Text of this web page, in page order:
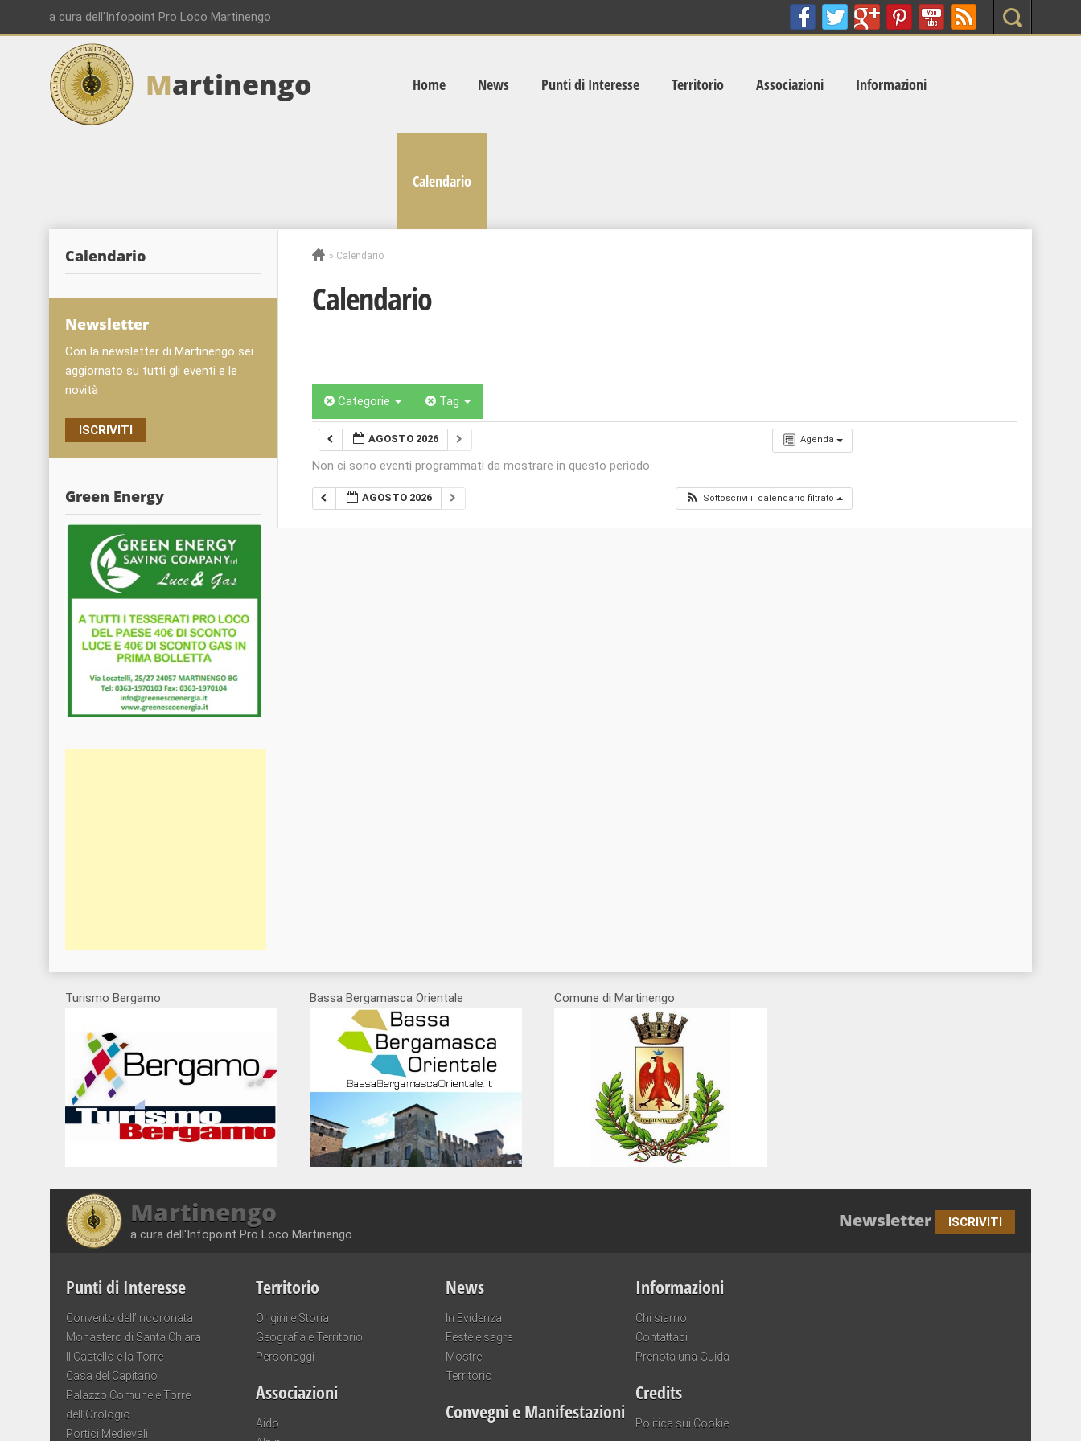
a cura dell'Infopoint Pro Loco Martinengo Search
Martinengo Home News Punti di Interesse Territorio Associazioni Informazioni
Calendario
» Calendario
Calendario
Categorie Tag
Agenda
AGOSTO 2026
Non ci sono eventi programmati da mostrare in questo periodo
AGOSTO 2026 Sottoscrivi il calendario filtrato
Calendario
Newsletter
Con la newsletter di Martinengo sei
aggiornato su tutti gli eventi e le
novità
ISCRIVITI
Green Energy
Turismo Bergamo Bassa Bergamasca Orientale Comune di Martinengo
Martinengo
a cura dell'Infopoint Pro Loco Martinengo
Newsletter ISCRIVITI
Punti di Interesse
Convento dell’Incoronata
Monastero di Santa Chiara
Il Castello e la Torre
Casa del Capitano
Palazzo Comune e Torre
dell’Orologio
Portici Medievali
Territorio
Origini e Storia
Geografia e Territorio
Personaggi
Associazioni
Aido
News
In Evidenza
Feste e sagre
Mostre
Territorio
Convegni e Manifestazioni
Informazioni
Chi siamo
Contattaci
Prenota una Guida
Credits
Politica sui Cookie